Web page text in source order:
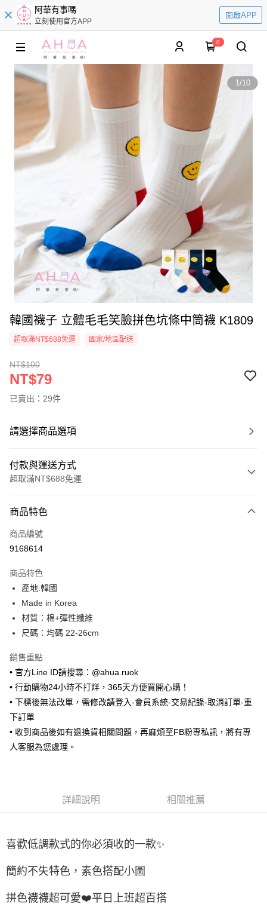
阿華有事嗎
立刻使用官方APP
開啟APP
0
1/10
韓國襪子 立體毛毛笑臉拼色坑條中筒襪 K1809
超取滿NT$688免運 國家/地區配送
NT$100
NT$79
已賣出：29件
請選擇商品選項
付款與運送方式
超取滿NT$688免運
信用卡一次付款
超商取貨付款
Apple Pay
街口支付
悠遊付
ATM付款
全家取貨付款
每筆NT$65，滿NT$688(含以上)免運費
付款後全家取貨
每筆NT$65，滿NT$688(含以上)免運費
每筆NT$80，滿NT$1,000(含以上)免運費
宅配(外島)
商品特色
商品編號
9168614
商品特色
產地:韓國
Made in Korea
材質：棉+彈性纖維
尺碼：均碼 22-26cm
銷售重點
• 官方Line ID請搜尋：@ahua.ruok
• 行動購物24小時不打烊，365天方便買開心購！
• 下標後無法改單，需修改請登入-會員系統-交易紀錄-取消訂單-重
下訂單
• 收到商品後如有退換貨相關問題，再麻煩至FB粉專私訊，將有專
人客服為您處理。
詳細說明 相關推薦
喜歡低調款式的你必須收的一款✨
簡約不失特色，素色搭配小圖
拼色襪襪超可愛❤️平日上班超百搭